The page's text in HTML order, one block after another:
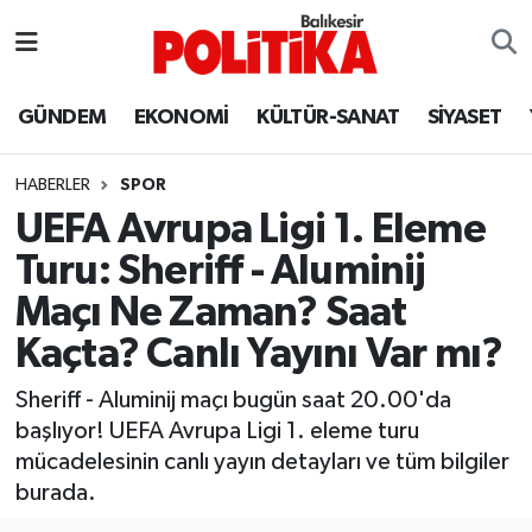
GÜNDEM EKONOMİ KÜLTÜR-SANAT SİYASET
HABERLER SPOR
UEFA Avrupa Ligi 1. Eleme
Turu: Sheriff - Aluminij
Maçı Ne Zaman? Saat
Kaçta? Canlı Yayını Var mı?
Sheriff - Aluminij maçı bugün saat 20.00'da
başlıyor! UEFA Avrupa Ligi 1. eleme turu
mücadelesinin canlı yayın detayları ve tüm bilgiler
burada.
Ayvalık
Balya
Bandırma
Bigadiç
BİYOGRAFİLER
Burhaniye
Balıkesir Hava Durumu
Balıkesir Namaz Vakitleri
Balıkesir Trafik Yoğunluk Haritası
Süper Lig Puan Durumu ve Fikstür
Tüm Manşetler
Son Dakika Haberleri